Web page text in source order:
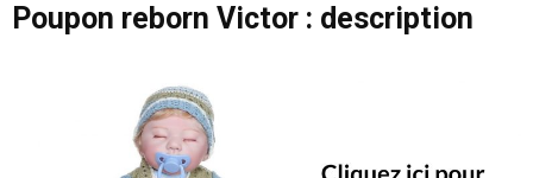
Poupon reborn Victor : description